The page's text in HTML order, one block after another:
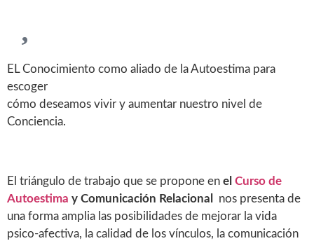
EL Conocimiento como aliado de la Autoestima para
escoger
cómo deseamos vivir y aumentar nuestro nivel de
Conciencia.
El triángulo de trabajo que se propone en el Curso de
Autoestima y Comunicación Relacional nos presenta de
una forma amplia las posibilidades de mejorar la vida
psico-afectiva, la calidad de los vínculos, la comunicación